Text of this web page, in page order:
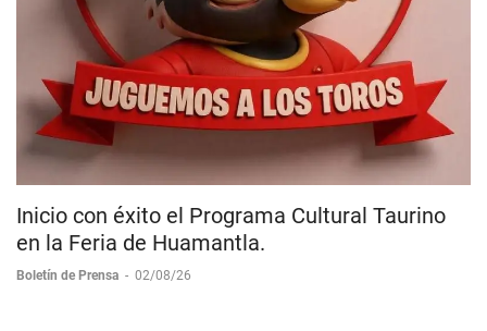
Inicio con éxito el Programa Cultural Taurino
en la Feria de Huamantla.
Boletín de Prensa - 02/08/26